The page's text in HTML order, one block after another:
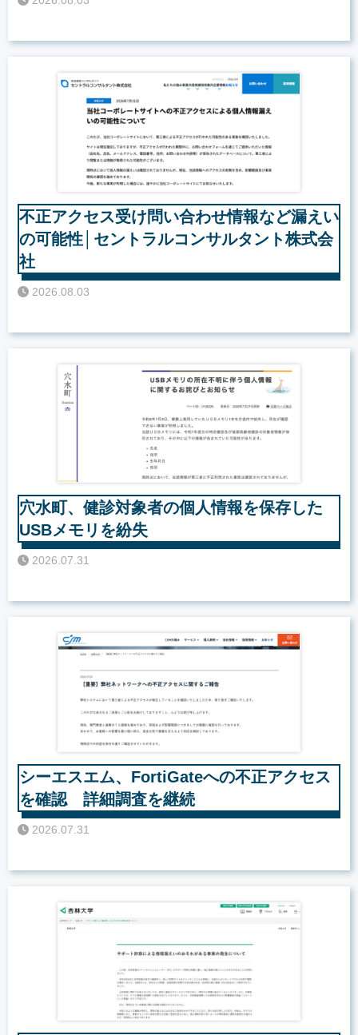
不正アクセス受け問い合わせ情報など漏えい
の可能性│セントラルコンサルタント株式会
社
2026.08.03
穴水町、健診対象者の個人情報を保存した
USBメモリを紛失
2026.07.31
シーエスエム、FortiGateへの不正アクセス
を確認 詳細調査を継続
2026.07.31